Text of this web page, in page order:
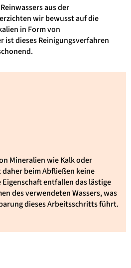
Mineralien wie Kalk oder
beim Abfließen keine
Eigenschaft entfallen das lästige
des verwendeten Wassers, was
dieses Arbeitsschritts führt.
aus der
wir bewusst auf die
in Form von
ist dieses Reinigungsverfahren